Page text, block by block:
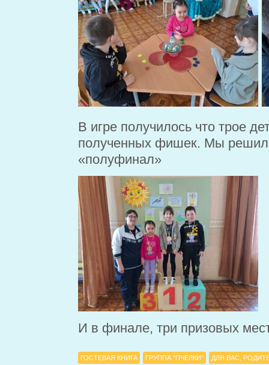
В игре получилось что трое
полученных фишек. Мы
«полуфинал»
И в финале, три призовых
ГОСТЕВАЯ КНИГА ГРУППА "ПЧЕЛКИ" ДЛЯ ВАС,